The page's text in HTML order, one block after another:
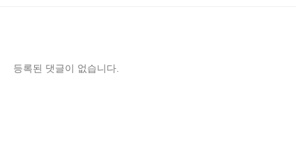
등록된 댓글이 없습니다.